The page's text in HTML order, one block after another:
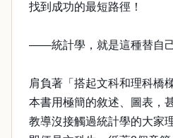
找到成功的最短路徑！
——統計學，就是這種替自己
肩負著「搭起文科和理科橋
本書用極簡的敘述、圖表，
教導沒接觸過統計學的大家